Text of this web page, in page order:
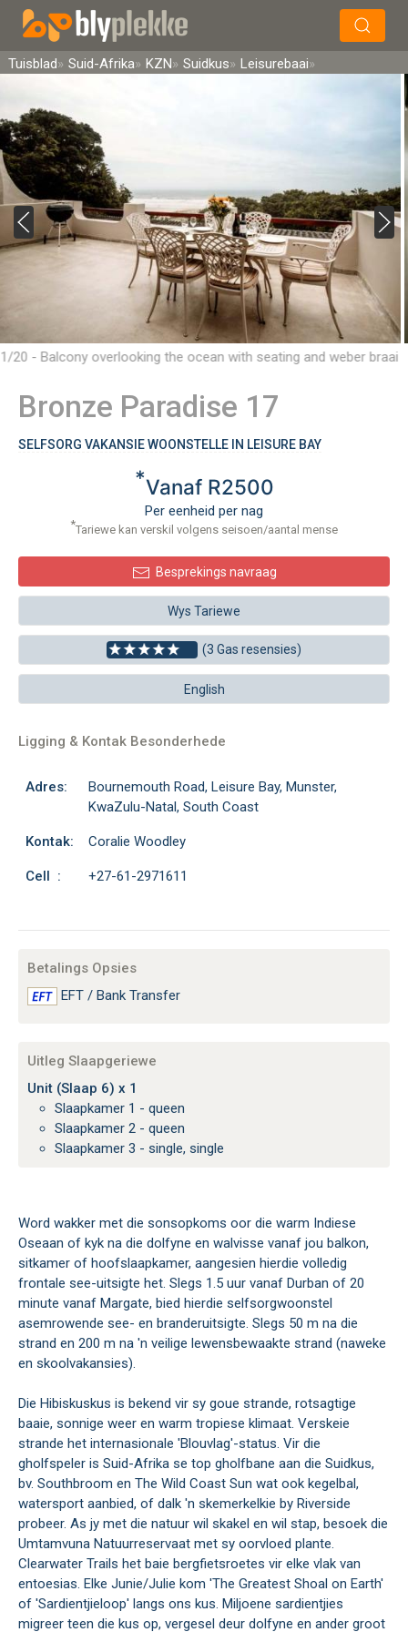
Soek
Tuisblad Suid-Afrika KZN Suidkus Leisurebaai
1/20 - Balcony overlooking the ocean with seating and weber braai
Bronze Paradise 17
SELFSORG VAKANSIE WOONSTELLE IN LEISURE BAY
*Vanaf R2500
Per eenheid per nag
*Tariewe kan verskil volgens seisoen/aantal mense
Besprekings navraag
Wys Tariewe
(3 Gas resensies)
English
Ligging & Kontak Besonderhede
Adres:
Bournemouth Road, Leisure Bay, Munster,
KwaZulu-Natal, South Coast
Kontak: Coralie Woodley
Cell : +27-61-2971611
Betalings Opsies
EFT / Bank Transfer
Uitleg Slaapgeriewe
Unit (Slaap 6) x 1
Slaapkamer 1 - queen
Slaapkamer 2 - queen
Slaapkamer 3 - single, single
Word wakker met die sonsopkoms oor die warm Indiese
Oseaan of kyk na die dolfyne en walvisse vanaf jou balkon,
sitkamer of hoofslaapkamer, aangesien hierdie volledig
frontale see-uitsigte het. Slegs 1.5 uur vanaf Durban of 20
minute vanaf Margate, bied hierdie selfsorgwoonstel
asemrowende see- en branderuitsigte. Slegs 50 m na die
strand en 200 m na 'n veilige lewensbewaakte strand (naweke
en skoolvakansies).
Die Hibiskuskus is bekend vir sy goue strande, rotsagtige
baaie, sonnige weer en warm tropiese klimaat. Verskeie
strande het internasionale 'Blouvlag'-status. Vir die
gholfspeler is Suid-Afrika se top gholfbane aan die Suidkus,
bv. Southbroom en The Wild Coast Sun wat ook kegelbal,
watersport aanbied, of dalk 'n skemerkelkie by Riverside
probeer. As jy met die natuur wil skakel en wil stap, besoek die
Umtamvuna Natuurreservaat met sy oorvloed plante.
Clearwater Trails het baie bergfietsroetes vir elke vlak van
entoesias. Elke Junie/Julie kom 'The Greatest Shoal on Earth'
of 'Sardientjieloop' langs ons kus. Miljoene sardientjies
migreer teen die kus op, vergesel deur dolfyne en ander groot